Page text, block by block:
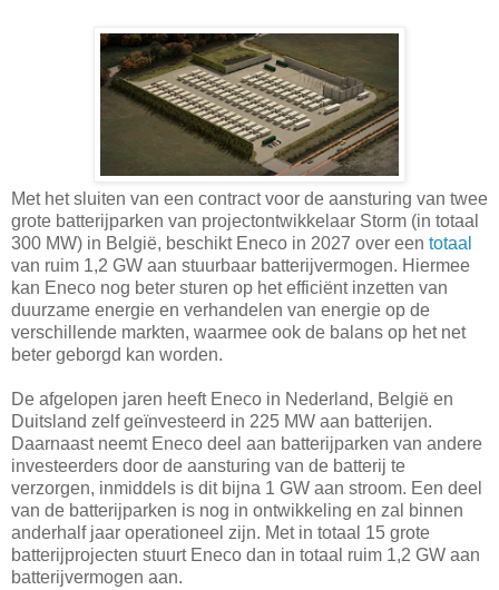
Met het sluiten van een contract voor de aansturing van twee
grote batterijparken van projectontwikkelaar Storm (in totaal
300 MW) in België, beschikt Eneco in 2027 over een totaal
van ruim 1,2 GW aan stuurbaar batterijvermogen. Hiermee
kan Eneco nog beter sturen op het efficiënt inzetten van
duurzame energie en verhandelen van energie op de
verschillende markten, waarmee ook de balans op het net
beter geborgd kan worden.
De afgelopen jaren heeft Eneco in Nederland, België en
Duitsland zelf geïnvesteerd in 225 MW aan batterijen.
Daarnaast neemt Eneco deel aan batterijparken van andere
investeerders door de aansturing van de batterij te
verzorgen, inmiddels is dit bijna 1 GW aan stroom. Een deel
van de batterijparken is nog in ontwikkeling en zal binnen
anderhalf jaar operationeel zijn. Met in totaal 15 grote
batterijprojecten stuurt Eneco dan in totaal ruim 1,2 GW aan
batterijvermogen aan.